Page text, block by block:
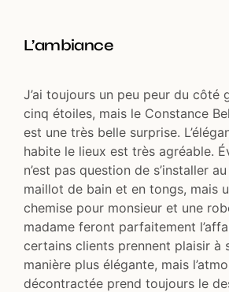
L’ambiance
J’ai toujours un peu peur du côté
cinq étoiles, mais le Constance
est une très belle surprise.
habite le lieux est très agréable.
n’est pas question de s’installer
maillot de bain et en tongs, mais
chemise pour monsieur et une
madame feront parfaitement
certains clients prennent plaisir à
manière plus élégante, mais
décontractée prend toujours le